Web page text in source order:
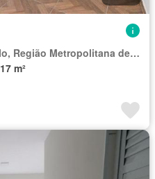
Região Imediata de São Paulo, Região Metropolitana de São Paulo
17 m²